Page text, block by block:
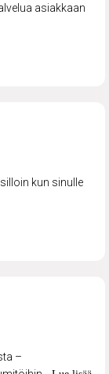
asiakkaan
kun sinulle
–